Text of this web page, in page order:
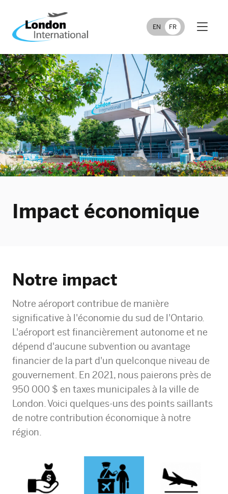
FR
EN
Impact économique
Notre impact
Notre aéroport contribue de manière
significative à l'économie du sud de l'Ontario.
L'aéroport est financièrement autonome et ne
dépend d'aucune subvention ou avantage
financier de la part d'un quelconque niveau de
gouvernement. En 2021, nous paierons près de
950 000 $ en taxes municipales à la ville de
London. Voici quelques-uns des points saillants
de notre contribution économique à notre
région.